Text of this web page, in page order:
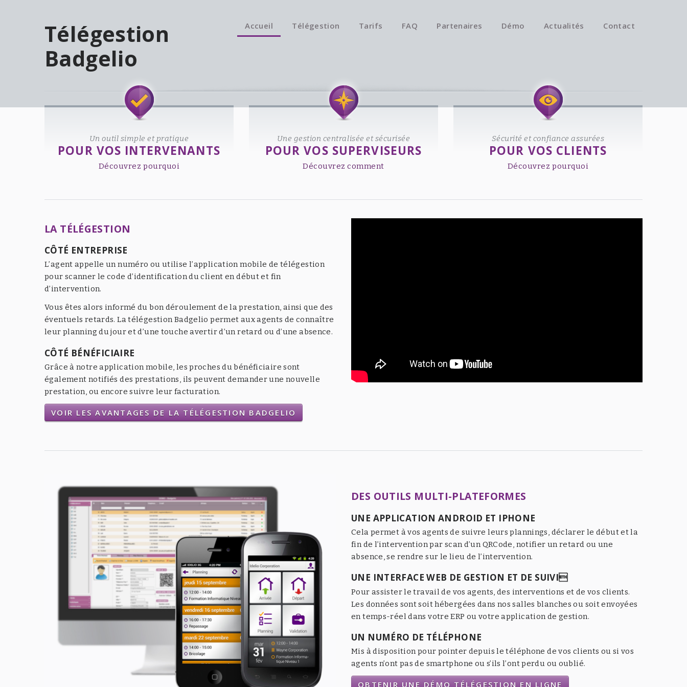
Télégestion
Badgelio
Accueil Télégestion Tarifs FAQ Partenaires Démo Actualités Contact
Welcome! Available on iOS & Android.
Un outil simple et pratique
POUR VOS INTERVENANTS
Découvrez pourquoi
Une gestion centralisée et sécurisée
POUR VOS SUPERVISEURS
Découvrez comment
Sécurité et confiance assurées
POUR VOS CLIENTS
Découvrez pourquoi
LA TÉLÉGESTION
CÔTÉ ENTREPRISE
L’agent appelle un numéro ou utilise l’application mobile de télégestion
pour scanner le code d’identification du client en début et fin
d’intervention.
Vous êtes alors informé du bon déroulement de la prestation, ainsi que des
éventuels retards. La télégestion Badgelio permet aux agents de connaître
leur planning du jour et d’une touche avertir d’un retard ou d’une absence.
CÔTÉ BÉNÉFICIAIRE
Grâce à notre application mobile, les proches du bénéficiaire sont
également notifiés des prestations, ils peuvent demander une nouvelle
prestation, ou encore suivre leur facturation.
VOIR LES AVANTAGES DE LA TÉLÉGESTION BADGELIO
DES OUTILS MULTI-PLATEFORMES
UNE APPLICATION ANDROID ET IPHONE
Cela permet à vos agents de suivre leurs plannings, déclarer le début et la
fin de l’intervention par scan d’un QRCode, notifier un retard ou une
absence, se rendre sur le lieu de l’intervention.
UNE INTERFACE WEB DE GESTION ET DE SUIVI
Pour assister le travail de vos agents, des interventions et de vos clients.
Les données sont soit hébergées dans nos salles blanches ou soit envoyées
en temps-réel dans votre ERP ou votre application de gestion.
UN NUMÉRO DE TÉLÉPHONE
Mis à disposition pour pointer depuis le téléphone de vos clients ou si vos
agents n’ont pas de smartphone ou s’ils l’ont perdu ou oublié.
OBTENIR UNE DÉMO TÉLÉGESTION EN LIGNE